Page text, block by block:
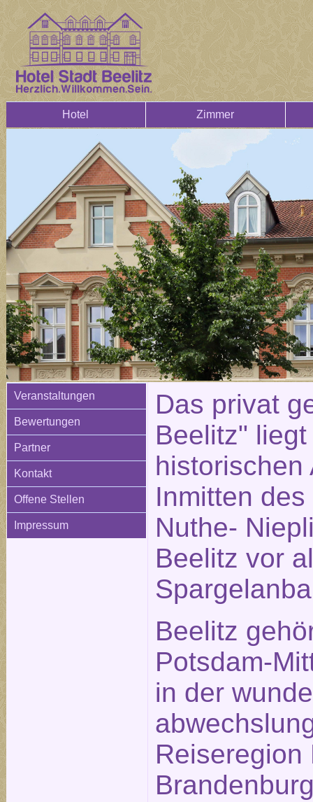
Hotel Zimmer
Veranstaltungen
Bewertungen
Partner
Kontakt
Offene Stellen
Impressum
Das privat
Beelitz"
historischen
Inmitten
Nuthe-
Beelitz vor
Beelitz
Potsdam-
in der
Reiseregion